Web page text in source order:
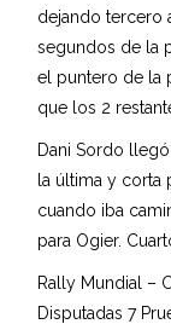
dejando tercero
segundos de la
el puntero de la
que los 2
Dani Sordo
la última y corta
cuando iba
para Ogier.
Rally Mundial –
Disputadas 7